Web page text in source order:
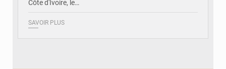
Côte d'Ivoire, le…
SAVOIR PLUS